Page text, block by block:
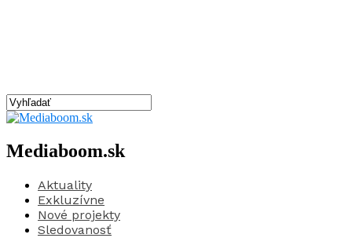
Mediaboom.sk
Aktuality
Exkluzívne
Nové projekty
Sledovanosť